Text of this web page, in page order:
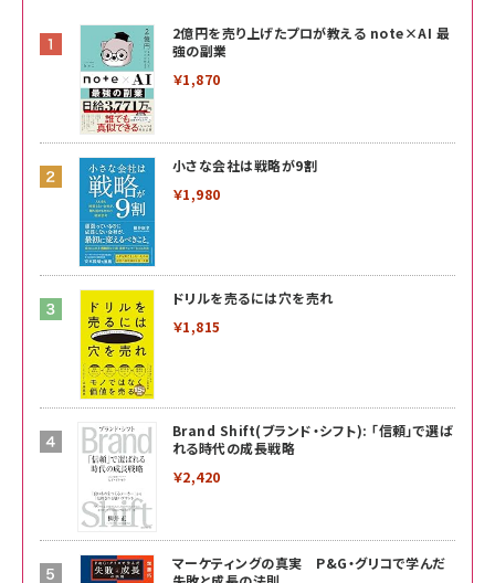
2億円を売り上げたプロが教える note×AI 最
強の副業
￥1,870
小さな会社は戦略が9割
￥1,980
ドリルを売るには穴を売れ
￥1,815
Brand Shift(ブランド・シフト): 「信頼」で選ば
れる時代の成長戦略
￥2,420
マーケティングの真実 P&G・グリコで学んだ